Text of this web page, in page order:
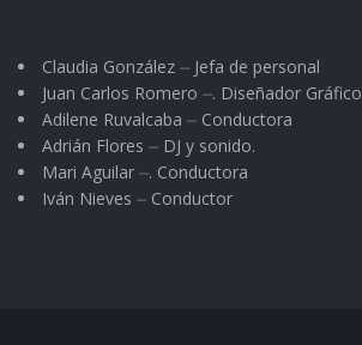
Claudia González ⏤ Jefa de personal
Juan Carlos Romero ⏤. Diseñador Gráfico
Adilene Ruvalcaba ⏤ Conductora
Adrián Flores ⏤ DJ y sonido.
Mari Aguilar ⏤. Conductora
Iván Nieves ⏤ Conductor